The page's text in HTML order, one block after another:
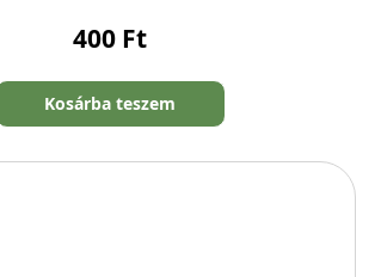
400 Ft
Kosárba teszem